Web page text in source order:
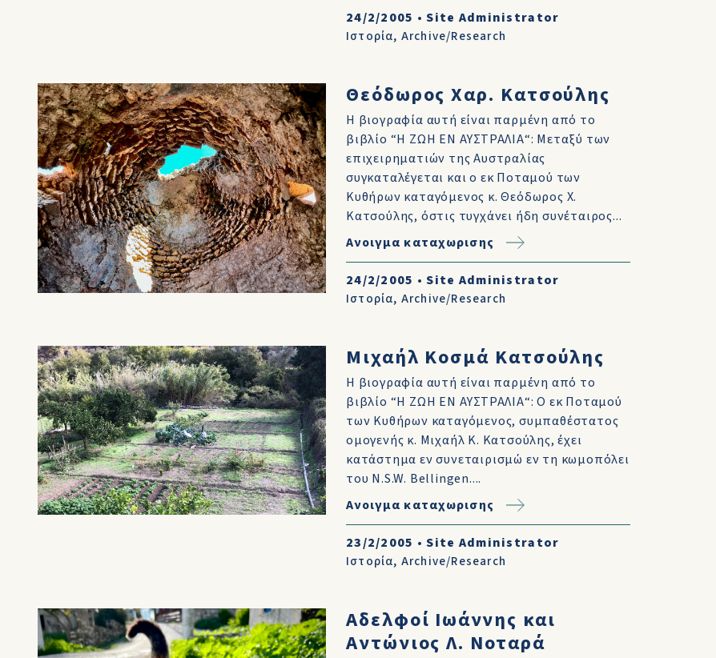
24/2/2005 •Site Administrator
Ιστορία, Archive/Research
Θεόδωρος Χαρ. Κατσούλης
Η βιογραφία αυτή είναι παρμένη από το
βιβλίο “Η ΖΩΗ ΕΝ ΑΥΣΤΡΑΛΙΑ“: Μεταξύ των
επιχειρηματιών της Αυστραλίας
συγκαταλέγεται και ο εκ Ποταμού των
Κυθήρων καταγόμενος κ. Θεόδωρος Χ.
Κατσούλης, όστις τυγχάνει ήδη συνέταιρος...
Ανοιγμα καταχωρισης
24/2/2005 •Site Administrator
Ιστορία, Archive/Research
Μιχαήλ Κοσμά Κατσούλης
Η βιογραφία αυτή είναι παρμένη από το
βιβλίο “Η ΖΩΗ ΕΝ ΑΥΣΤΡΑΛΙΑ“: Ο εκ Ποταμού
των Κυθήρων καταγόμενος, συμπαθέστατος
ομογενής κ. Μιχαήλ Κ. Κατσούλης, έχει
κατάστημα εν συνεταιρισμώ εν τη κωμοπόλει
του N.S.W. Bellingen....
Ανοιγμα καταχωρισης
23/2/2005 •Site Administrator
Ιστορία, Archive/Research
Αδελφοί Ιωάννης και
Αντώνιος Λ. Νοταρά